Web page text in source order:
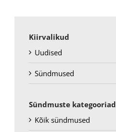
Kiirvalikud
Uudised
Sündmused
Sündmuste kategooriad
Kõik sündmused